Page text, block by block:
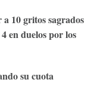
10 gritos sagrados
en duelos por los
su cuota